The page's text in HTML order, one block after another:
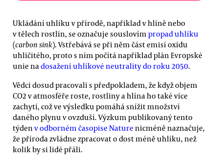
Ukládání uhlíku v přírodě, například v hlíně nebo
v tělech rostlin, se označuje souslovím propad uhlíku
(carbon sink). Vstřebává se při něm část emisí oxidu
uhličitého, proto s ním počítá například plán Evropské
unie na dosažení uhlíkové neutrality do roku 2050.
Vědci dosud pracovali s předpokladem, že když objem
CO2 v atmosféře roste, rostliny a hlína ho také více
zachytí, což ve výsledku pomáhá snížit množství
daného plynu v ovzduší. Výzkum publikovaný tento
týden v odborném časopise Nature nicméně naznačuje,
že příroda zvládne zpracovat o dost méně uhlíku, než
kolik by si lidé přáli.